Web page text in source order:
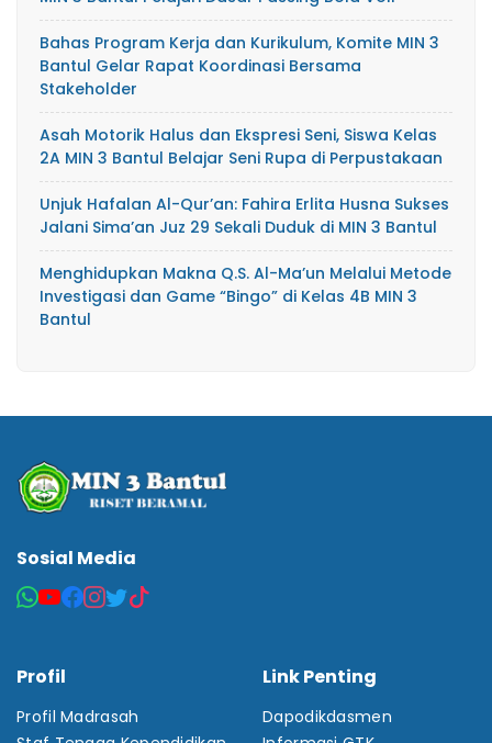
Bahas Program Kerja dan Kurikulum, Komite MIN 3
Bantul Gelar Rapat Koordinasi Bersama
Stakeholder
Asah Motorik Halus dan Ekspresi Seni, Siswa Kelas
2A MIN 3 Bantul Belajar Seni Rupa di Perpustakaan
Unjuk Hafalan Al-Qur’an: Fahira Erlita Husna Sukses
Jalani Sima’an Juz 29 Sekali Duduk di MIN 3 Bantul
Menghidupkan Makna Q.S. Al-Ma’un Melalui Metode
Investigasi dan Game “Bingo” di Kelas 4B MIN 3
Bantul
Sosial Media
Profil
Profil Madrasah
Link Penting
Dapodikdasmen